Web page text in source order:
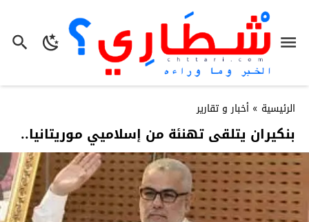
الرئيسية » أخبار و تقارير
بنكيران يتلقى تهنئة من إسلاميي موريتانيا..